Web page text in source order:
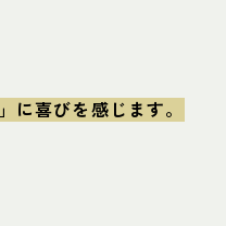
に喜びを感じます。